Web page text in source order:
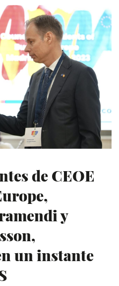
de CEOE
y
un instante